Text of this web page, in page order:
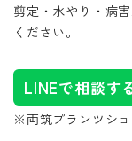
剪定・水やり・病
ください。
LINEで相談す
※両筑プランツショ